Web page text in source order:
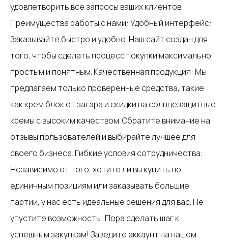
удовлетворить все запросы ваших клиентов.
Преимущества работы с нами: Удобный интерфейс:
Заказывайте быстро и удобно. Наш сайт создан для
того, чтобы сделать процесс покупки максимально
простым и понятным. Качественная продукция: Мы
предлагаем только проверенные средства, такие
как крем блок от загара и скидки на солнцезащитные
кремы с высоким качеством. Обратите внимание на
отзывы пользователей и выбирайте лучшее для
своего бизнеса. Гибкие условия сотрудничества:
Независимо от того, хотите ли вы купить по
единичным позициям или заказывать большие
партии, у нас есть идеальные решения для вас. Не
упустите возможность! Пора сделать шаг к
успешным закупкам! Заведите аккаунт на нашем